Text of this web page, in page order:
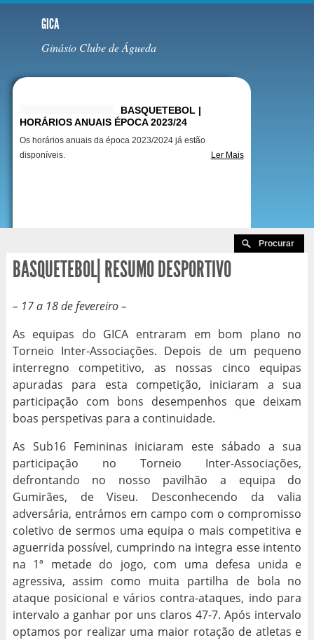
GICA
Ginásio Clube de Águeda
BASQUETEBOL |
HORÁRIOS ANUAIS ÉPOCA 2023/24
Os horários anuais da época 2023/2024 já estão
disponíveis.
Ler Mais
BASQUETEBOL| RESUMO DESPORTIVO
– 17 a 18 de fevereiro –
As equipas do GICA entraram em bom plano no
Torneio Inter-Associações. Depois de um pequeno
interregno competitivo, as nossas cinco equipas
apuradas para esta competição, iniciaram a sua
participação com bons desempenhos que deixam
boas perspetivas para a continuidade.
As Sub16 Femininas iniciaram este sábado a sua
participação no Torneio Inter-Associações,
defrontando no nosso pavilhão a equipa do
Gumirães, de Viseu. Desconhecendo da valia
adversária, entrámos em campo com o compromisso
coletivo de sermos uma equipa o mais competitiva e
aguerrida possível, cumprindo na integra esse intento
na 1ª metade do jogo, com uma defesa unida e
agressiva, assim como muita partilha de bola no
ataque posicional e vários contra-ataques, indo para
intervalo a ganhar por uns claros 47-7. Após intervalo
optamos por realizar uma maior rotação de atletas e